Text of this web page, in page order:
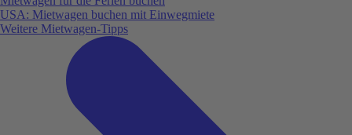
USA: Mietwagen buchen mit Einwegmiete
Weitere Mietwagen-Tipps